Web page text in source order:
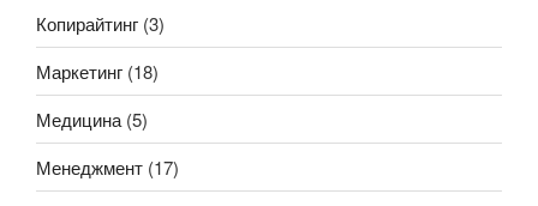
Копирайтинг (3)
Маркетинг (18)
Медицина (5)
Менеджмент (17)